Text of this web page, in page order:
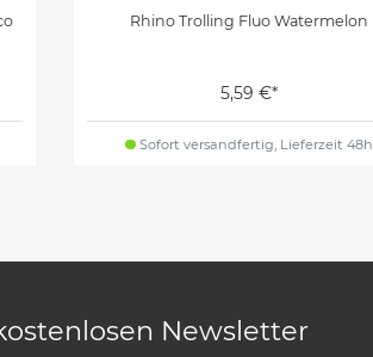
Rhino Trolling Fluo Watermelon
5,59 €*
Sofort versandfertig, Lieferzeit 48h
Newsletter